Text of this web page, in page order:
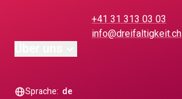
+41 31 313 03 03
info@dreifaltigkeit.ch
Sprache: de